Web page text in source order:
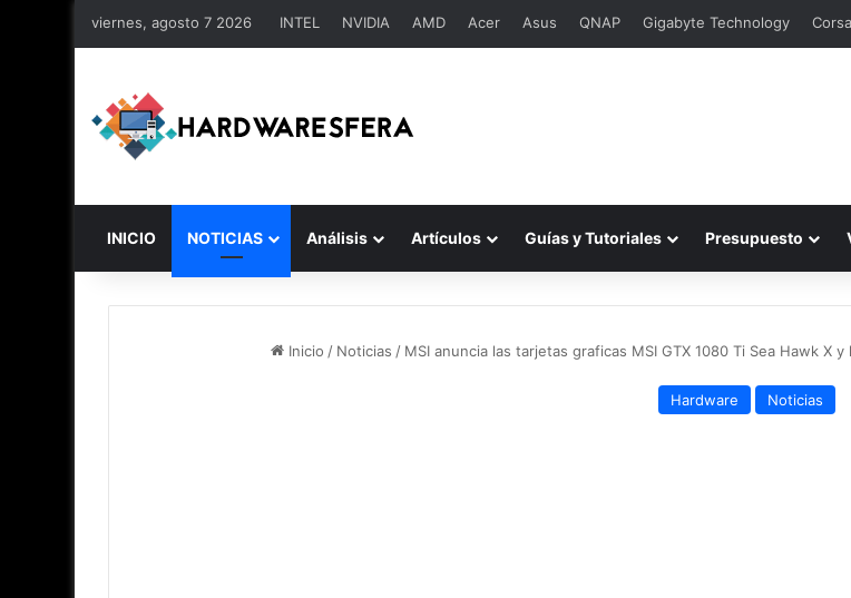
viernes, agosto 7 2026 INTEL NVIDIA AMD Acer Asus QNAP Gigabyte Technology
INICIO NOTICIAS Análisis Artículos Guías y Tutoriales Presupuesto
Inicio / Noticias / MSI anuncia las tarjetas graficas MSI GTX 1080 Ti Sea Hawk X
Hardware Noticias